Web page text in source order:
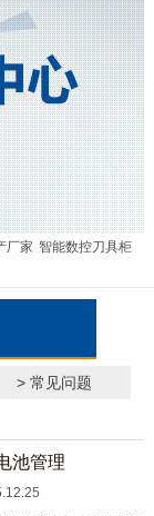
厂家 智能数控刀具柜
> 常见问题
池管理